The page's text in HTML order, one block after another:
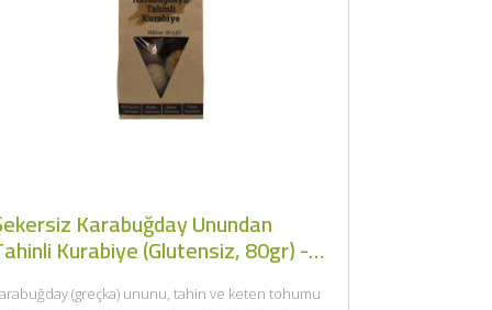
Karabuğday Unundan
Kurabiye (Glutensiz, 80gr) -
(greçka) ununu, tahin ve keten tohumu